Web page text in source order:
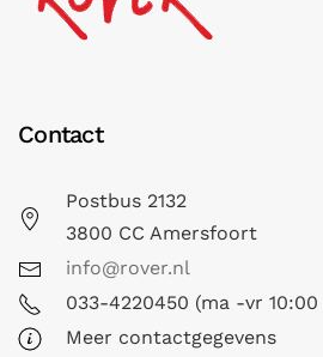
Contact
Postbus 2132
3800 CC Amersfoort
info@rover.nl
033-4220450 (ma -vr
Meer contactgegevens